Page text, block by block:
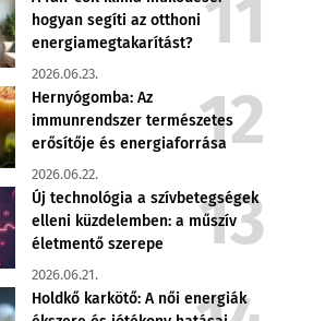
hogyan segíti az otthoni
energiamegtakarítást?
2026.06.23.
Hernyógomba: Az
immunrendszer természetes
erősítője és energiaforrása
2026.06.22.
Új technológia a szívbetegségek
elleni küzdelemben: a műszív
életmentő szerepe
2026.06.21.
Holdkő karkötő: A női energiák